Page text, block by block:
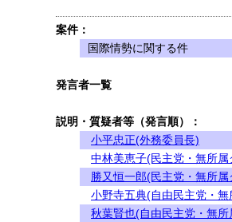
案件：
国際情勢に関する件
発言者一覧
説明・質疑者等（発言順）：
小平忠正(外務委員長)
中林美恵子(民主党・無所属
勝又恒一郎(民主党・無所属
小野寺五典(自由民主党・無
秋葉賢也(自由民主党・無所